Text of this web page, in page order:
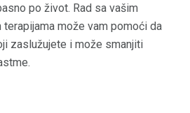
po život. Rad sa vašim
može vam pomoći da
zaslužujete i može smanjiti